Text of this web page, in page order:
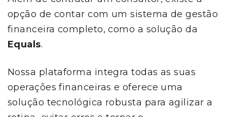
opção de contar com um sistema de gestão
financeira completo, como a solução da
Equals.
Nossa plataforma integra todas as suas
operações financeiras e oferece uma
solução tecnológica robusta para agilizar a